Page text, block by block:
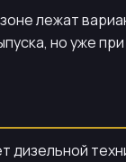
лежат
но уже